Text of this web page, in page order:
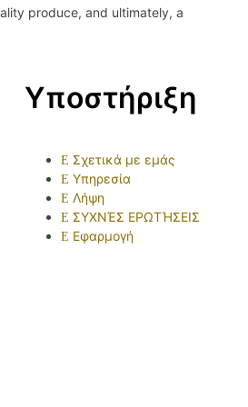
produce, and ultimately, a
Υποστήριξη
Σχετικά με εμάς
Υπηρεσία
Λήψη
ΣΥΧΝΈΣ ΕΡΩΤΉΣΕΙΣ
Εφαρμογή